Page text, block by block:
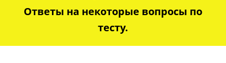
Ответы на некоторые вопросы по
тесту.